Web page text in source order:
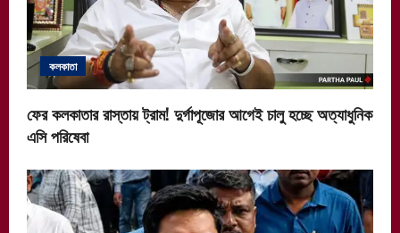
a
t
i
o
n
কলকাতা
ফের কলকাতার রাস্তায় ট্রাম! দুর্গাপূজোর আগেই চালু হচ্ছে অত্যাধুনিক
এসি পরিষেবা